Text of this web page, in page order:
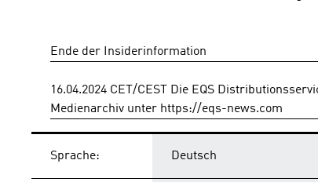
Ende der Insiderinformation
16.04.2024 CET/CEST Die EQS
Medienarchiv unter https://eqs-news.com
Sprache: Deutsch